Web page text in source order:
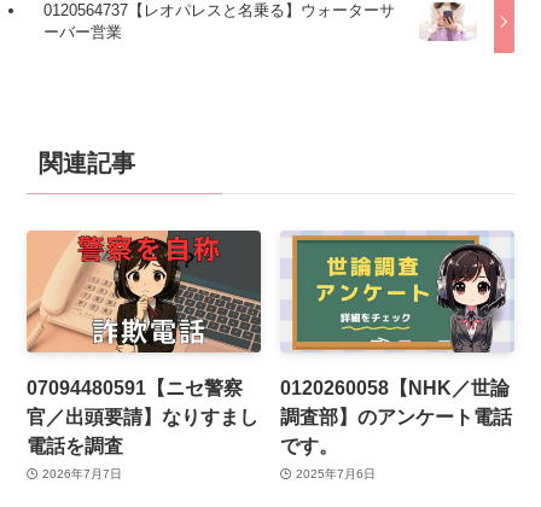
0120564737【レオパレスと名乗る】ウォーターサ
ーバー営業
関連記事
07094480591【ニセ警察
官／出頭要請】なりすまし
電話を調査
2026年7月7日
0120260058【NHK／世論
調査部】のアンケート電話
です。
2025年7月6日